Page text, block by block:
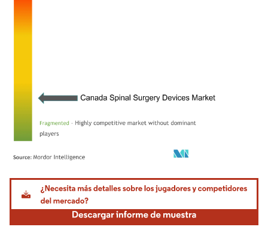
Imagen © Mordor Intelligence. El uso requiere atribución según CC BY 4.0.